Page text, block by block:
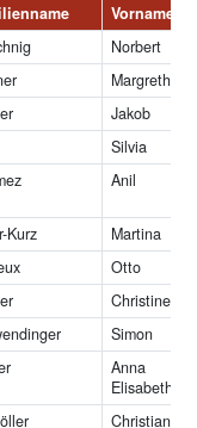
Vorname
Norbert
Margreth
Jakob
Silvia
Anil
Kurz
Martina
Otto
Christine
Simon
Anna
Elisabeth
Christian